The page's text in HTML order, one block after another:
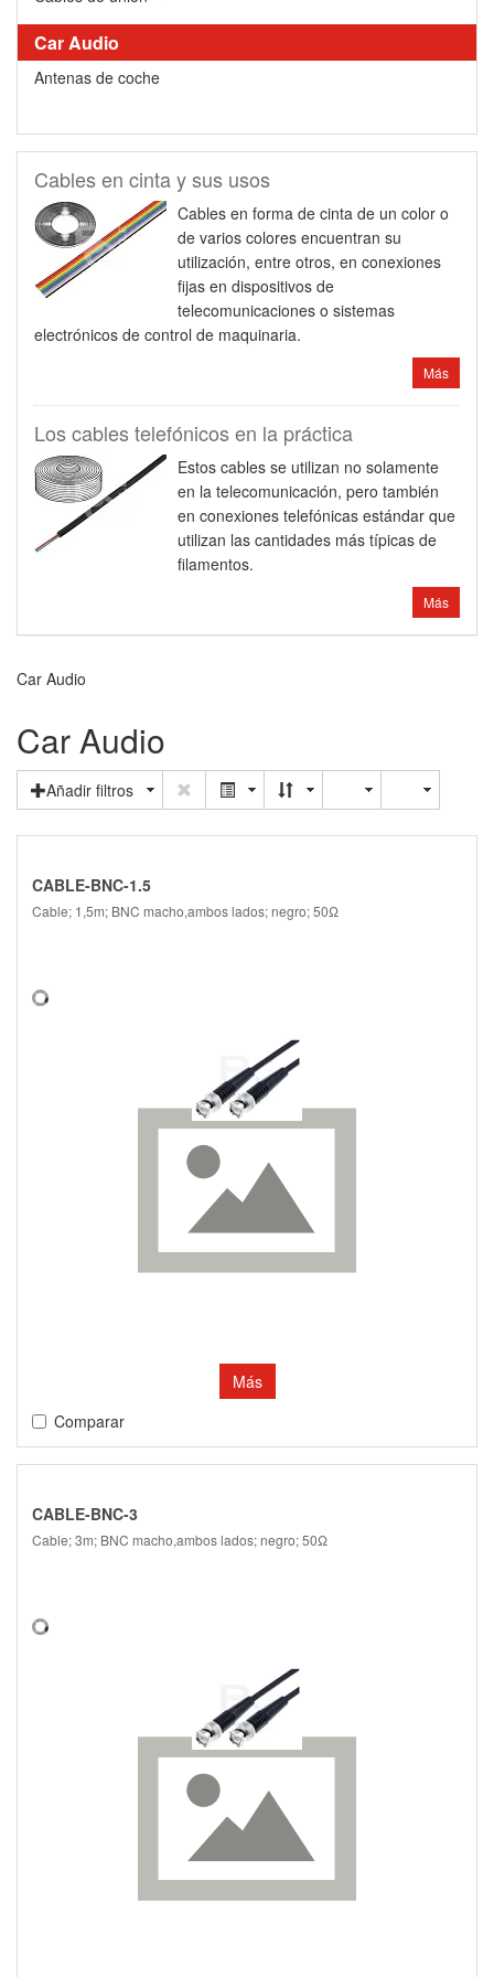
Car Audio
Antenas de coche
Cables en cinta y sus usos
Cables en forma de cinta de un color o
de varios colores encuentran su
utilización, entre otros, en conexiones
fijas en dispositivos de
telecomunicaciones o sistemas
electrónicos de control de maquinaria.
Más
Los cables telefónicos en la práctica
Estos cables se utilizan no solamente
en la telecomunicación, pero también
en conexiones telefónicas estándar que
utilizan las cantidades más típicas de
filamentos.
Más
Car Audio
Car Audio
Añadir filtros
CABLE-BNC-1.5
Cable; 1,5m; BNC macho,ambos lados; negro; 50Ω
Más
Comparar
CABLE-BNC-3
Cable; 3m; BNC macho,ambos lados; negro; 50Ω